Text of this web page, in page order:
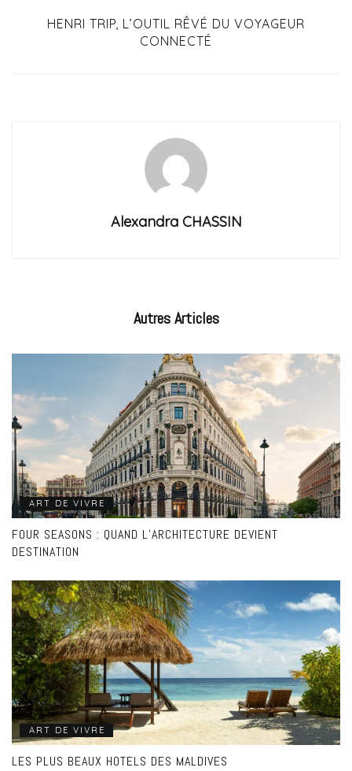
HENRI TRIP, L’OUTIL RÊVÉ DU VOYAGEUR
CONNECTÉ
Alexandra CHASSIN
AutresArticles
ART DE VIVRE
FOUR SEASONS : QUAND L’ARCHITECTURE DEVIENT
DESTINATION
ART DE VIVRE
LES PLUS BEAUX HOTELS DES MALDIVES